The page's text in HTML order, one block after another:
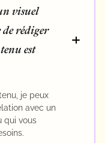
visuel
de rédiger
est
je peux
avec un
qui vous